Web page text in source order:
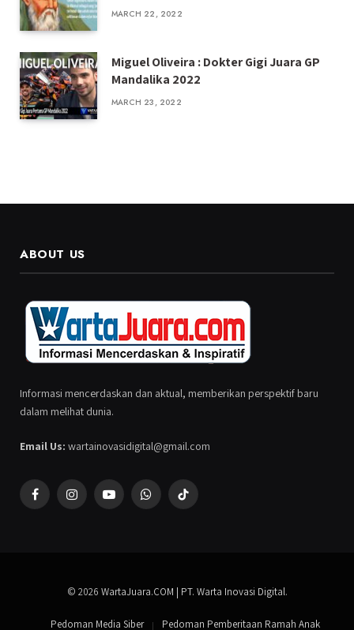
MARCH 22, 2022
Miguel Oliveira : Dokter Gigi Juara GP
Mandalika 2022
MARCH 23, 2022
ABOUT US
Informasi mencerdaskan dan aktual, memberikan perspektif baru
dalam melihat dunia.
Email Us: wartainovasidigital@gmail.com
FacebookInstagramYouTubeWhatsAppTikTok
© 2026 WartaJuara.COM | PT. Warta Inovasi Digital.
Pedoman Media Siber Pedoman Pemberitaan Ramah Anak